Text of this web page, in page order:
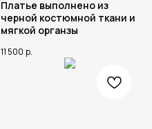
Платье выполнено из
черной костюмной ткани и
мягкой органзы
11 500 р.